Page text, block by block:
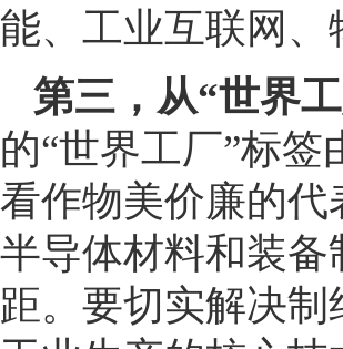
能、工业互联网、
第三，从“世界
的“世界工厂”标
看作物美价廉的
半导体材料和装
距。要切实解决